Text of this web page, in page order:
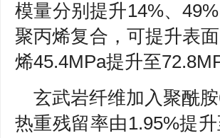
模量分别提升14%、
聚丙烯复合，可提升表
烯45.4MPa提升至
玄武岩纤维加入聚酰
热重残留率由1.95%提